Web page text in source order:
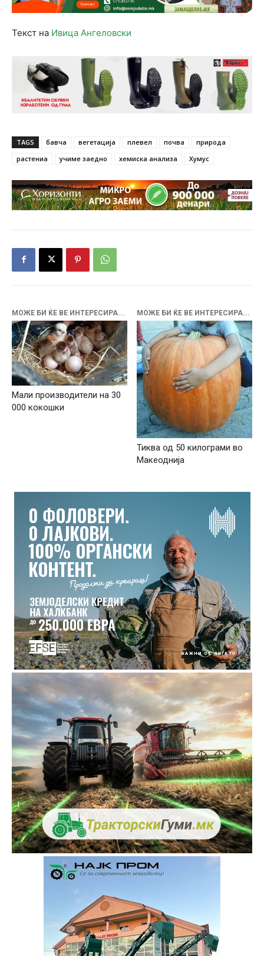
Текст на Ивица Ангеловски
TAGS бавча вегетација плевел почва
природа
растениа
учиме заедно хемиска анализа Хумус
МОЖЕ БИ ЌЕ ВЕ ИНТЕРЕСИРА...
Мали производители на 30
000 кокошки
МОЖЕ БИ ЌЕ ВЕ ИНТЕРЕСИРА...
Тиква од 50 килограми во
Макеоднија